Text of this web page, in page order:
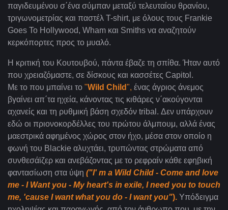
παγιδευμένου σ΄ένα σύμπαν μεταξύ τελευταίου θρανίου,
τριγωνομετρίας και παστέλ T-shirt, με όλους τους Frankie
Goes To Hollywood, Wham και Smiths να αναζητούν
κερκόπορτες προς το μυαλό.
Η κριτική του Κουτουβού, πάντα έβαζε τη σπίθα. Ήταν αυτό
που χρειαζόμαστε, σε δίσκους και κασσέτες Capitol.
Με το που μπαίνει το "Wild Child", ένας άγριος άνεμος
βγαίνει απ΄τα ηχεία, κάνοντας τις κιθάρες ν΄ακούγονται
αχανείς και τη ρυθμική βάση σχεδόν tribal . Δεν υπάρχουν
εδώ οι πριονοκορδέλλες του πρώτου άλμπουμ, αλλά ένας
μαεστρικά αφημένος χώρος στον ήχο, μέσα στον οποίο η
φωνή του Blackie αλυχτάει, τρυπώντας στρώματα από
συνθεσάϊζερ και ανεβάζοντας με το ρεφραίν κάθε εφηβική
φαντασίωση στα ύψη ("I'm a Wild Child - Come and love
me - I Want you - My heart's in exile, I need you to touch
me, 'cause I want what you do - I want you"). Υπόδειγμα